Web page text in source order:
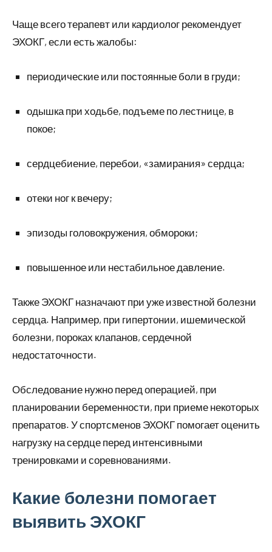
Чаще всего терапевт или кардиолог рекомендует
ЭХОКГ, если есть жалобы:
периодические или постоянные боли в груди;
одышка при ходьбе, подъеме по лестнице, в
покое;
сердцебиение, перебои, «замирания» сердца;
отеки ног к вечеру;
эпизоды головокружения, обмороки;
повышенное или нестабильное давление.
Также ЭХОКГ назначают при уже известной болезни
сердца. Например, при гипертонии, ишемической
болезни, пороках клапанов, сердечной
недостаточности.
Обследование нужно перед операцией, при
планировании беременности, при приеме некоторых
препаратов. У спортсменов ЭХОКГ помогает оценить
нагрузку на сердце перед интенсивными
тренировками и соревнованиями.
Какие болезни помогает
выявить ЭХОКГ